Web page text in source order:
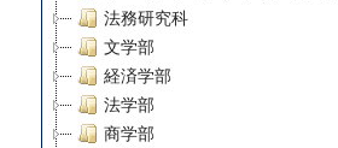
法務研究科
文学部
経済学部
法学部
商学部